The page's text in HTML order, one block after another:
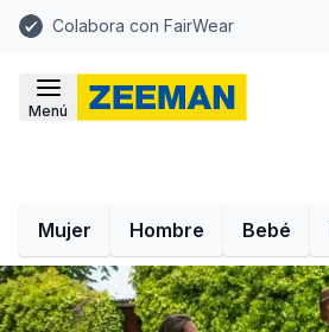
Colabora con FairWear
Menú
Mujer Hombre Bebé